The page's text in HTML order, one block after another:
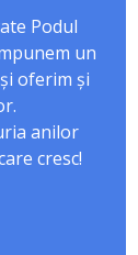
Podul
un
oferim și
anilor
cresc!